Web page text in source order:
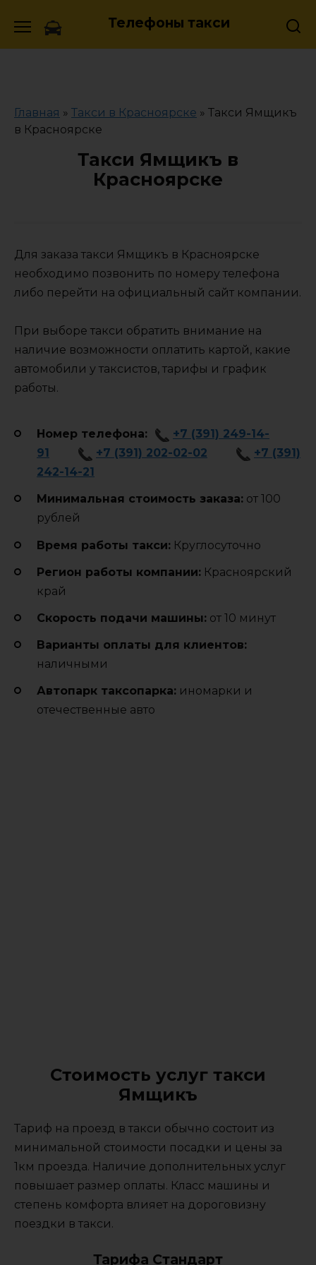
Телефоны такси
Главная » Такси в Красноярске » Такси Ямщикъ
в Красноярске
Такси Ямщикъ в
Красноярске
Для заказа такси Ямщикъ в Красноярске
необходимо позвонить по номеру телефона
либо перейти на официальный сайт компании.
При выборе такси обратить внимание на
наличие возможности оплатить картой, какие
автомобили у таксистов, тарифы и график
работы.
Номер телефона:
+7 (391) 249-14-
91
+7 (391) 202-02-02
+7 (391)
242-14-21
Минимальная стоимость заказа: от 100
рублей
Время работы такси: Круглосуточно
Регион работы компании: Красноярский
край
Cкорость подачи машины: от 10 минут
Варианты оплаты для клиентов:
наличными
Автопарк таксопарка: иномарки и
отечественные авто
Стоимость услуг такси
Ямщикъ
Тариф на проезд в такси обычно состоит из
минимальной стоимости посадки и цены за
1км проезда. Наличие дополнительных услуг
повышает размер оплаты. Класс машины и
степень комфорта влияет на дороговизну
поездки в такси.
Тарифа Стандарт